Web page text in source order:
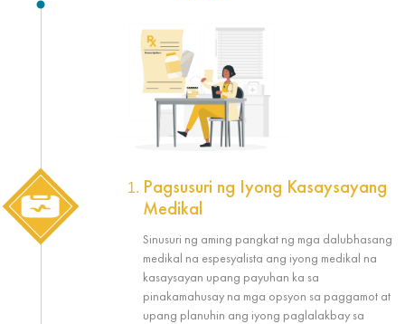
Pagsusuri ng Iyong Kasaysayang
Medikal
Sinusuri ng aming pangkat ng mga dalubhasang
medikal na espesyalista ang iyong medikal na
kasaysayan upang payuhan ka sa
pinakamahusay na mga opsyon sa paggamot at
upang planuhin ang iyong paglalakbay sa